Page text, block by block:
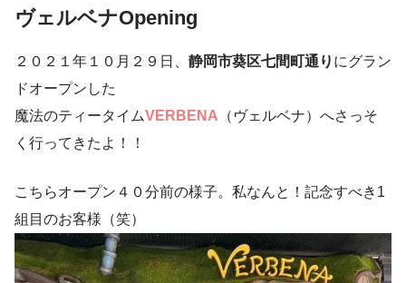
ヴェルベナOpening
２０２１年１０月２９日、 静岡市葵区七間町通り にグラン
ドオープンした
魔法のティータイムVERBENA （ヴェルベナ）へさっそ
く行ってきたよ！！
こちらオープン４０分前の様子。私なんと！記念すべき1
組目のお客様（笑）